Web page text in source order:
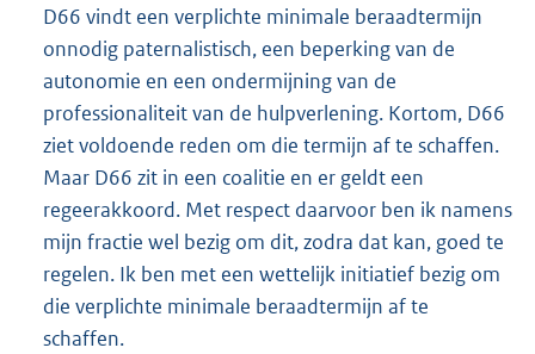
D66 vindt een verplichte minimale beraadtermijn
onnodig paternalistisch, een beperking van de
autonomie en een ondermijning van de
professionaliteit van de hulpverlening. Kortom, D66
ziet voldoende reden om die termijn af te schaffen.
Maar D66 zit in een coalitie en er geldt een
regeerakkoord. Met respect daarvoor ben ik namens
mijn fractie wel bezig om dit, zodra dat kan, goed te
regelen. Ik ben met een wettelijk initiatief bezig om
die verplichte minimale beraadtermijn af te
schaffen.